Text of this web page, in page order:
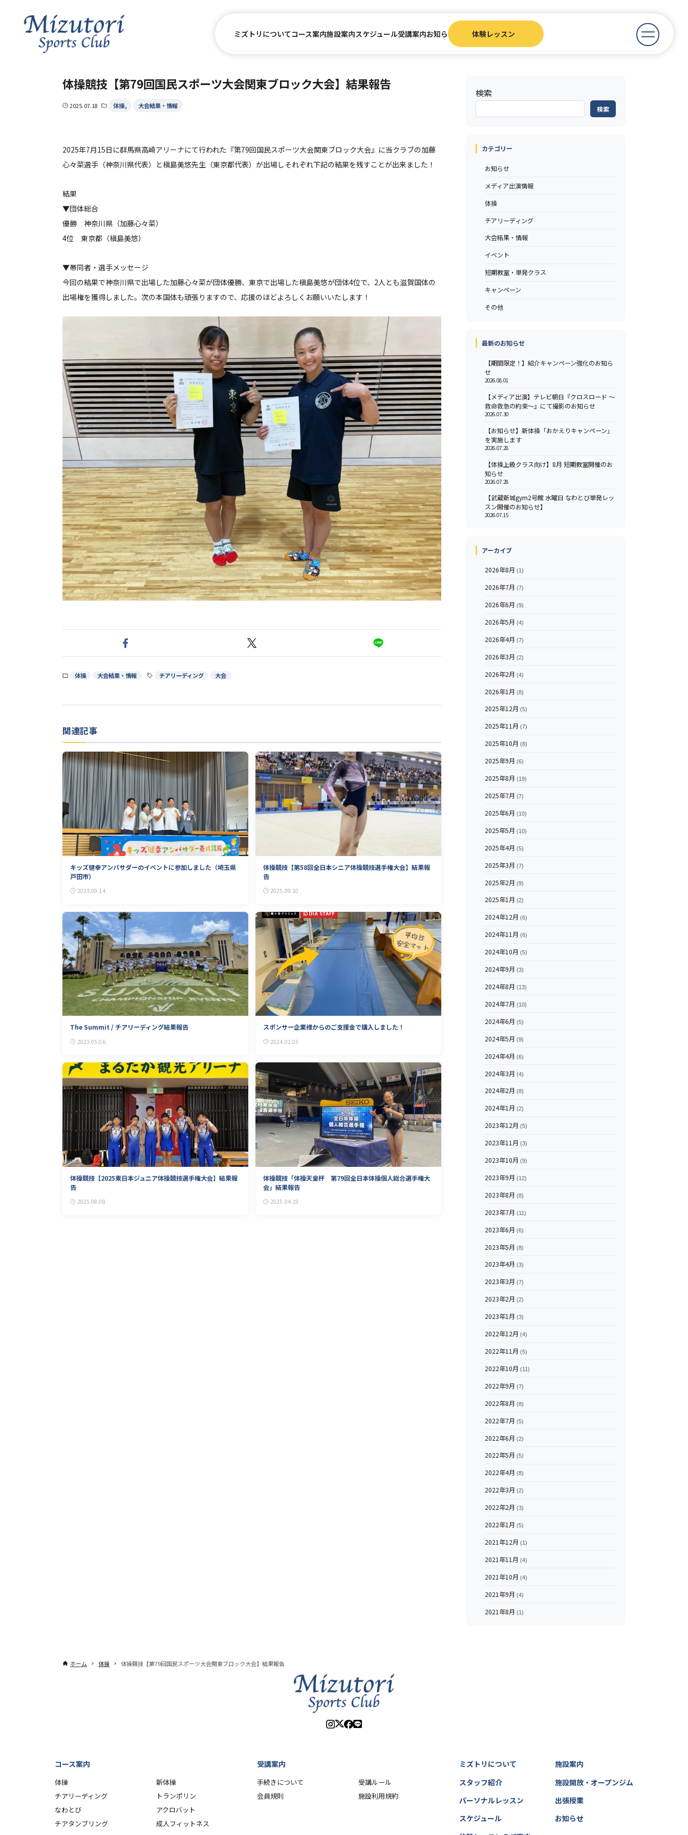
ミズトリについてコース案内施設案内スケジュール受講案内お知らせ 体験レッスン
体操競技【第79回国民スポーツ大会関東ブロック大会】結果報告
2025.07.18 体操 大会結果・情報
2025年7月15日に群馬県高崎アリーナにて行われた『第79回国民スポーツ大会関東ブロック大会』に当クラブの加藤
心々菜選手（神奈川県代表）と槇島美悠先生（東京都代表）が出場しそれぞれ下記の結果を残すことが出来ました！
結果
▼団体総合
優勝 神奈川県（加藤心々菜）
4位 東京都（槇島美悠）
▼帯同者・選手メッセージ
今回の結果で神奈川県で出場した加藤心々菜が団体優勝、東京で出場した槇島美悠が団体4位で、2人とも滋賀国体の
出場権を獲得しました。次の本国体も頑張りますので、応援のほどよろしくお願いいたします！
体操 大会結果・情報 チアリーディング 大会
関連記事
キッズ健幸アンバサダーのイベントに参加しました（埼玉県
戸田市）
2023.09.14
体操競技【第58回全日本シニア体操競技選手権大会】結果報
告
2025.09.10
The Summit / チアリーディング結果報告
2023.05.06
スポンサー企業様からのご支援金で購入しました！
2024.02.05
体操競技【2025東日本ジュニア体操競技選手権大会】結果報
告
2025.08.08
体操競技「体操天皇杯 第79回全日本体操個人総合選手権大
会」結果報告
2025.04.19
検索
検索
カテゴリー
お知らせ
メディア出演情報
体操
チアリーディング
大会結果・情報
イベント
短期教室・単発クラス
キャンペーン
その他
最新のお知らせ
【期間限定！】紹介キャンペーン強化のお知ら
せ
2026.08.01
【メディア出演】テレビ朝日『クロスロード ～
救命救急の約束～』にて撮影のお知らせ
2026.07.30
【お知らせ】新体操「おかえりキャンペーン」
を実施します
2026.07.28
【体操上級クラス向け】8月 短期教室開催のお
知らせ
2026.07.28
【武蔵新城gym2号館 水曜日 なわとび単発レッ
スン開催のお知らせ】
2026.07.15
アーカイブ
2026年8月 (1)
2026年7月 (7)
2026年6月 (9)
2026年5月 (4)
2026年4月 (7)
2026年3月 (2)
2026年2月 (4)
2026年1月 (8)
2025年12月 (5)
2025年11月 (7)
2025年10月 (8)
2025年9月 (6)
2025年8月 (19)
2025年7月 (7)
2025年6月 (10)
2025年5月 (10)
2025年4月 (5)
2025年3月 (7)
2025年2月 (9)
2025年1月 (2)
2024年12月 (6)
2024年11月 (6)
2024年10月 (5)
2024年9月 (3)
2024年8月 (13)
2024年7月 (10)
2024年6月 (5)
2024年5月 (9)
2024年4月 (6)
2024年3月 (4)
2024年2月 (8)
2024年1月 (2)
2023年12月 (5)
2023年11月 (3)
2023年10月 (9)
2023年9月 (12)
2023年8月 (8)
2023年7月 (11)
2023年6月 (6)
2023年5月 (8)
2023年4月 (3)
2023年3月 (7)
2023年2月 (2)
2023年1月 (3)
2022年12月 (4)
2022年11月 (5)
2022年10月 (11)
2022年9月 (7)
2022年8月 (8)
2022年7月 (5)
2022年6月 (2)
2022年5月 (5)
2022年4月 (8)
2022年3月 (2)
2022年2月 (3)
2022年1月 (5)
2021年12月 (1)
2021年11月 (4)
2021年10月 (4)
2021年9月 (4)
2021年8月 (1)
ホーム 体操 体操競技【第79回国民スポーツ大会関東ブロック大会】結果報告
コース案内
体操
新体操
チアリーディング
トランポリン
なわとび
アクロバット
チアタンブリング
成人フィットネス
受講案内
手続きについて
受講ルール
会員規則
施設利用規約
ミズトリについて
施設案内
スタッフ紹介
施設開放・オープンジム
パーソナルレッスン
出張授業
スケジュール
お知らせ